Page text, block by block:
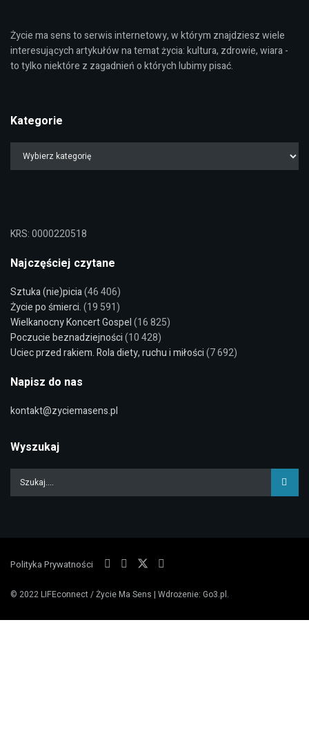
Życie ma sens to serwis internetowy, w którym znajdziesz wiele
interesujących artykułów na temat życia: kultura, zdrowie, wiara -
to tylko niektóre z zagadnień o których lubimy pisać.
Kategorie
KRS: 0000220518
Najczęściej czytane
Sztuka (nie)picia(46 406)
Życie po śmierci.(19 591)
Wielkanocny Koncert Gospel(16 825)
Poczucie beznadziejności(10 428)
Uciec przed rakiem. Rola diety, ruchu i miłości(7 692)
Napisz do nas
kontakt@zyciemasens.pl
Wyszukaj
Polityka Prywatności
© 2022LIFEconnect / Życie Ma Sens | Wdrożenie: Go3.pl.